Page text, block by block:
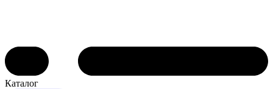
Каталог